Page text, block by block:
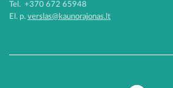
Tel. +370 672 65948
El. p. verslas@kaunorajonas.lt